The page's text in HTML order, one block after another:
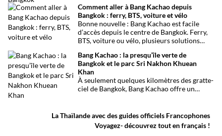
ouvert sur le golfe de Thaïlande, des
mangroves préservées et l’observation de
milliers d’oiseaux migrateurs chaque année.
Comment aller à Bang Kachao depuis
Bangkok : ferry, BTS, voiture et vélo
Bonne nouvelle : Bang Kachao est facile
d’accès depuis le centre de Bangkok. Ferry,
BTS, voiture ou vélo, plusieurs solutions
oasis de verdure.
Bang Kachao : la presqu’île verte de
Bangkok et le parc Sri Nakhon Khuean
Khan
À seulement quelques kilomètres des gratte-
ciel de Bangkok, Bang Kachao offre un
temples et marché flottant, cette vaste
presqu’île protégée constitue l’une des plus
belles escapades nature autour de Bangkok.
La Thaïlande avec des guides officiels Francophones
Voyagez- découvrez tout en français !